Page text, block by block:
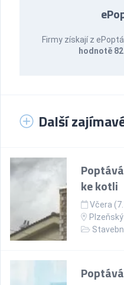
Firmy získají z
hodnotě
Další
ke kotli
Včera